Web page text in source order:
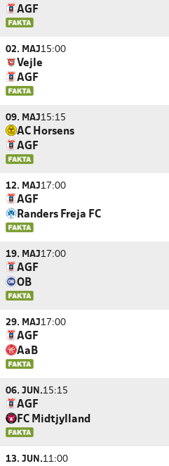
AGF
02. MAJ15:00
Vejle
AGF
09. MAJ15:15
AC Horsens
AGF
12. MAJ17:00
AGF
Randers Freja FC
19. MAJ17:00
AGF
OB
29. MAJ17:00
AGF
AaB
06. JUN.15:15
AGF
FC Midtjylland
13. JUN.11:00